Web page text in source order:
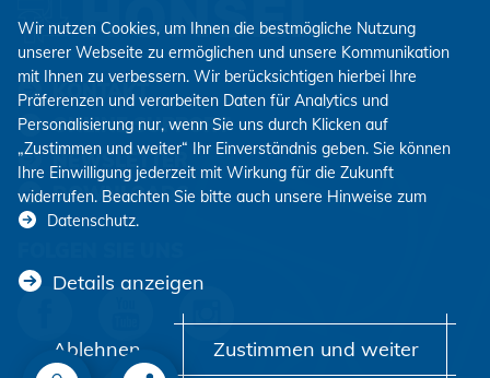
KONTAKT
ONLINE SUPPORT
NEWSLETTER
DOWNLOADS
Wir nutzen Cookies, um Ihnen die bestmögliche Nutzung
unserer Webseite zu ermöglichen und unsere Kommunikation
mit Ihnen zu verbessern. Wir berücksichtigen hierbei Ihre
Präferenzen und verarbeiten Daten für Analytics und
Personalisierung nur, wenn Sie uns durch Klicken auf
„Zustimmen und weiter“ Ihr Einverständnis geben. Sie können
Ihre Einwilligung jederzeit mit Wirkung für die Zukunft
widerrufen. Beachten Sie bitte auch unsere Hinweise zum
Datenschutz.
Details anzeigen
Ablehnen Zustimmen und weiter